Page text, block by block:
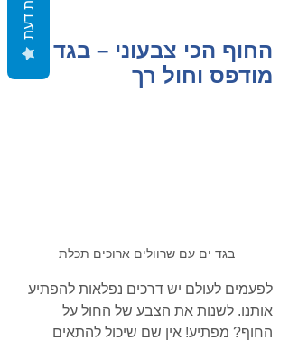
החוף הכי צבעוני – בגד ים
מודפס וחול רך
בגד ים עם שרוולים ארוכים תכלת
לפעמים לעולם יש דרכים נפלאות להפתיע
אותנו. לשנות את הצבע של החול על
החוף? מפתיע! אין שם שיכול להתאים